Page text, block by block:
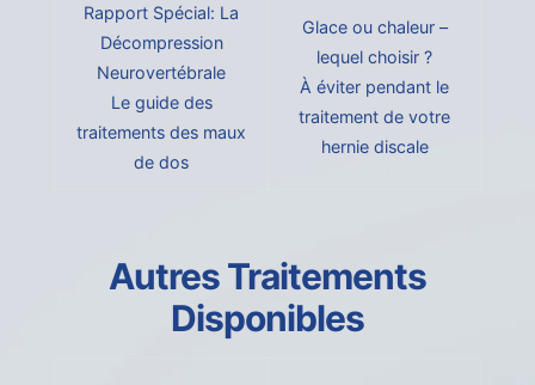
Rapport Spécial: La
Décompression
Neurovertébrale
Le guide des
traitements des maux
de dos
Glace ou chaleur –
lequel choisir ?
À éviter pendant le
traitement de votre
hernie discale
Autres Traitements
Disponibles